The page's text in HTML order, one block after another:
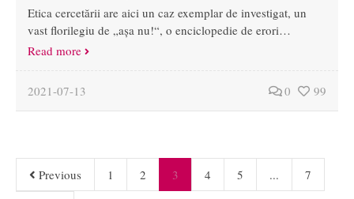
Etica cercetării are aici un caz exemplar de investigat, un
vast florilegiu de „așa nu!“, o enciclopedie de erori…
Read more
2021-07-13 0 99
Previous 1 2 3 4 5 ... 7